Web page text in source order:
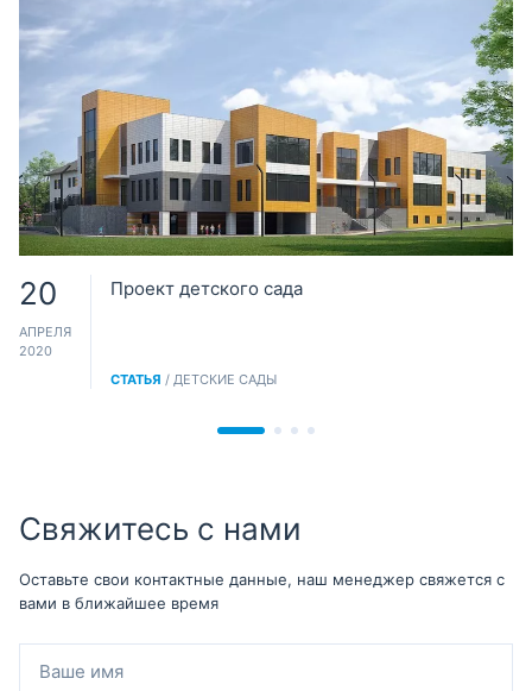
20
АПРЕЛЯ
2020
Проект детского сада
СТАТЬЯ / ДЕТСКИЕ САДЫ
Свяжитесь с нами
Оставьте свои контактные данные, наш менеджер свяжется с
вами в ближайшее время